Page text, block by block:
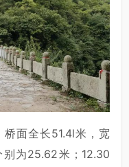
面全长51.4l米，宽
为25.62米；12.30